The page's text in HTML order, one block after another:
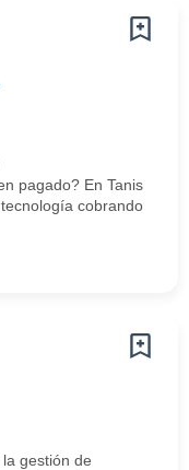
pagado? En Tanis
cobrando
gestión de